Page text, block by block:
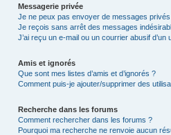
Messagerie privée
Je ne peux pas envoyer de messages privés
Je reçois sans arrêt des messages
J’ai reçu un e-mail ou un courrier abusif d’un
Amis et ignorés
Que sont mes listes d’amis et d’ignorés ?
Comment puis-je ajouter/supprimer des
Recherche dans les forums
Comment rechercher dans les forums ?
Pourquoi ma recherche ne renvoie aucun